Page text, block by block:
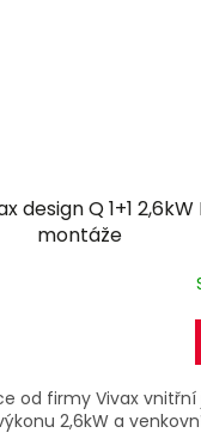
design Q 1+1
montáže
od firmy Vivax vnitřní
2,6kW a